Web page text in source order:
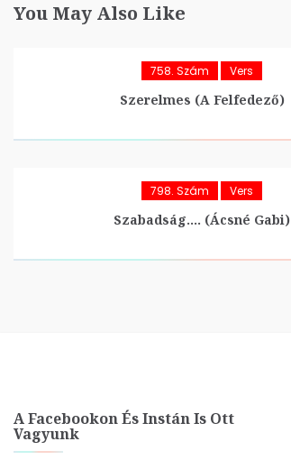
You May Also Like
758. Szám Vers
Szerelmes (A Felfedező)
798. Szám Vers
Szabadság…. (Ácsné Gabi)
A Facebookon És Instán Is Ott
Vagyunk